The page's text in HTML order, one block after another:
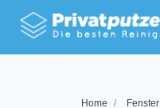
Home Fenster